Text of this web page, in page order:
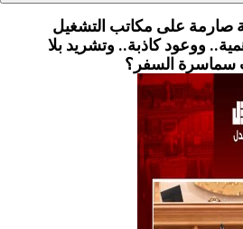
على مكاتب التشغيل
كاذبة.. وتشريد بلا
السفر؟